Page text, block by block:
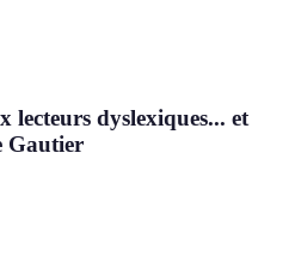
lecteurs dyslexiques... et
Gautier